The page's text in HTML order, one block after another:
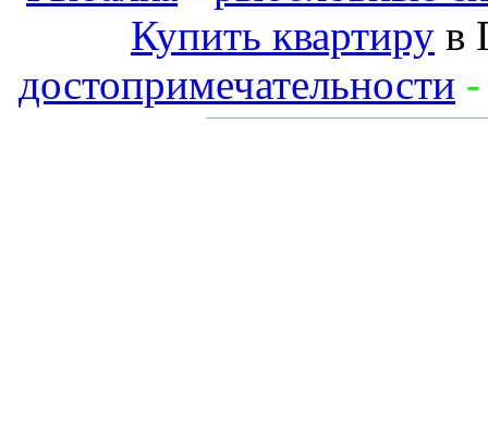
Купить квартиру в
достопримечательности